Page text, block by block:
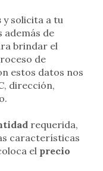
y solicita a tu
además de
brindar el
de
estos datos nos
dirección,
requerida,
características
el precio